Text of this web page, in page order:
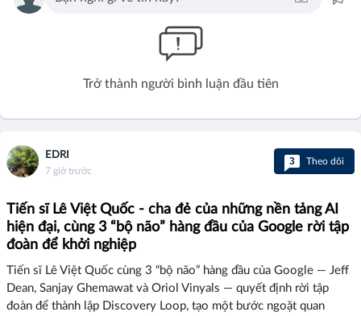
Trở thành người bình luận đầu tiên
EDRI
7 giờ trước
3 Theo dõi
Tiến sĩ Lê Việt Quốc - cha đẻ của những nền tảng AI
hiện đại, cùng 3 “bộ não” hàng đầu của Google rời tập
đoàn để khởi nghiệp
Tiến sĩ Lê Việt Quốc cùng 3 “bộ não” hàng đầu của Google — Jeff
Dean, Sanjay Ghemawat và Oriol Vinyals — quyết định rời tập
đoàn để thành lập Discovery Loop, tạo một bước ngoặt quan